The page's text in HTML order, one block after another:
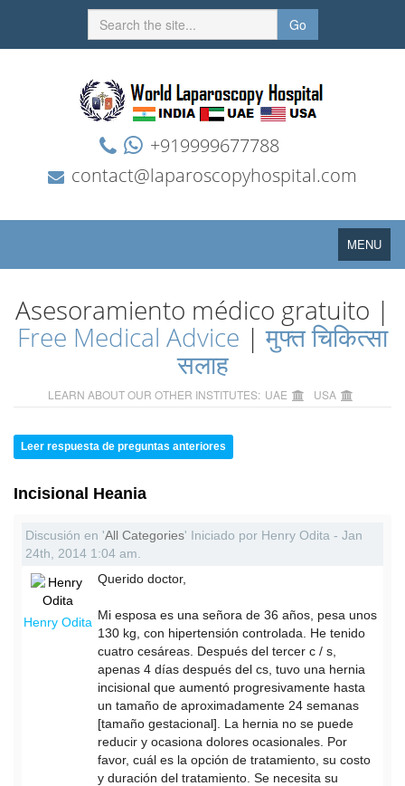
Go
+919999677788
contact@laparoscopyhospital.com
Toggle
navigation
MENU
Asesoramiento médico gratuito |
Free Medical Advice |मुफ्त चिकित्सा
सलाह
LEARN ABOUT OUR OTHER INSTITUTES: UAE USA
Leer respuesta de preguntas anteriores
Incisional Heania
Discusión en 'All Categories' Iniciado por Henry Odita - Jan
24th, 2014 1:04 am.
Henry Odita
Querido doctor,
Mi esposa es una señora de 36 años, pesa unos
130 kg, con hipertensión controlada. He tenido
cuatro cesáreas. Después del tercer c / s,
apenas 4 días después del cs, tuvo una hernia
incisional que aumentó progresivamente hasta
un tamaño de aproximadamente 24 semanas
[tamaño gestacional]. La hernia no se puede
reducir y ocasiona dolores ocasionales. Por
favor, cuál es la opción de tratamiento, su costo
y duración del tratamiento. Se necesita su